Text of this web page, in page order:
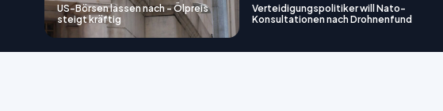
US-Börsen lassen nach - Ölpreis
steigt kräftig
Verteidigungspolitiker will Nato-
Konsultationen nach Drohnenfund